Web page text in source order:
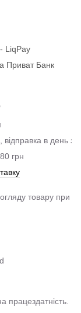
LiqPay
Приват Банк
відправка в день
грн
товару при
працездатність.